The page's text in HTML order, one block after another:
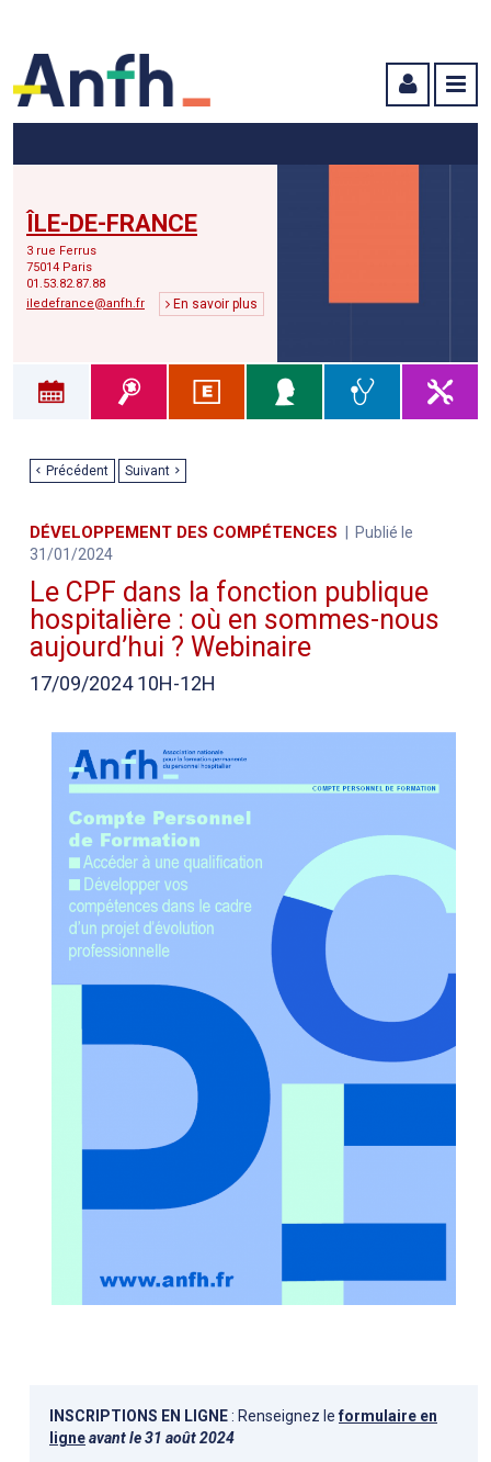
ÎLE-DE-FRANCE
3 rue Ferrus
75014 Paris
01.53.82.87.88
iledefrance@anfh.fr
En savoir plus
Précédent Suivant
DÉVELOPPEMENT DES COMPÉTENCES
Publié le
31/01/2024
Le CPF dans la fonction publique
hospitalière : où en sommes-nous
aujourd’hui ? Webinaire
17/09/2024 10H-12H
INSCRIPTIONS EN LIGNE: Renseignez leformulaire en
ligneavant le 31 août 2024